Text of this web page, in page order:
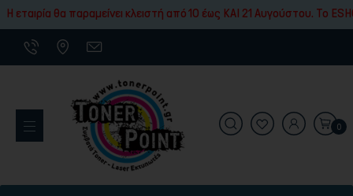
θα παραμείνει κλειστή από 10 έως ΚΑΙ 21 Αυγούστου. To ESHOP
Εκτυπωτικά Μηχανήματα
0